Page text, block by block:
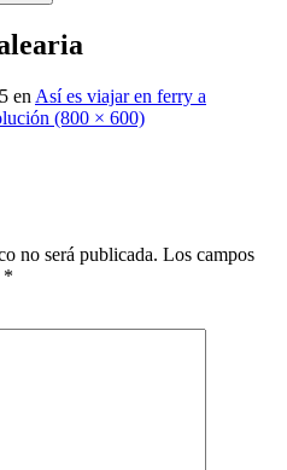
en Así es viajar en ferry a
(800 × 600)
no será publicada. Los campos
*